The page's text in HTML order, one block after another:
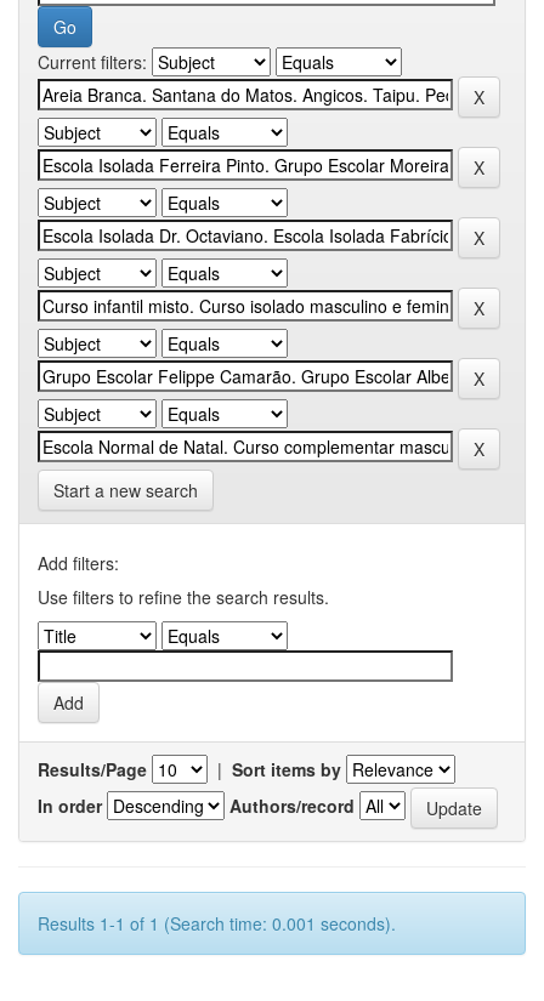
Current filters:
Start a new search
Add filters:
Use filters to refine the search results.
Results/Page | Sort items by
In order
Authors/record
Results 1-1 of 1 (Search time: 0.001 seconds).